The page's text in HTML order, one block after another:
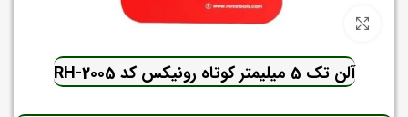
برای بزرگنمایی کلیک کنید
آلن تک 5 میلیمتر کوتاه رونیکس کد RH-2005